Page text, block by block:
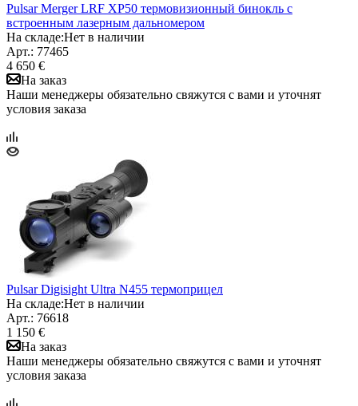
Pulsar Merger LRF XP50 термовизионный бинокль с
встроенным лазерным дальномером
На складе:Нет в наличии
Арт.: 77465
4 650 €
На заказ
Наши менеджеры обязательно свяжутся с вами и уточнят
условия заказа
Pulsar Digisight Ultra N455 термоприцел
На складе:Нет в наличии
Арт.: 76618
1 150 €
На заказ
Наши менеджеры обязательно свяжутся с вами и уточнят
условия заказа